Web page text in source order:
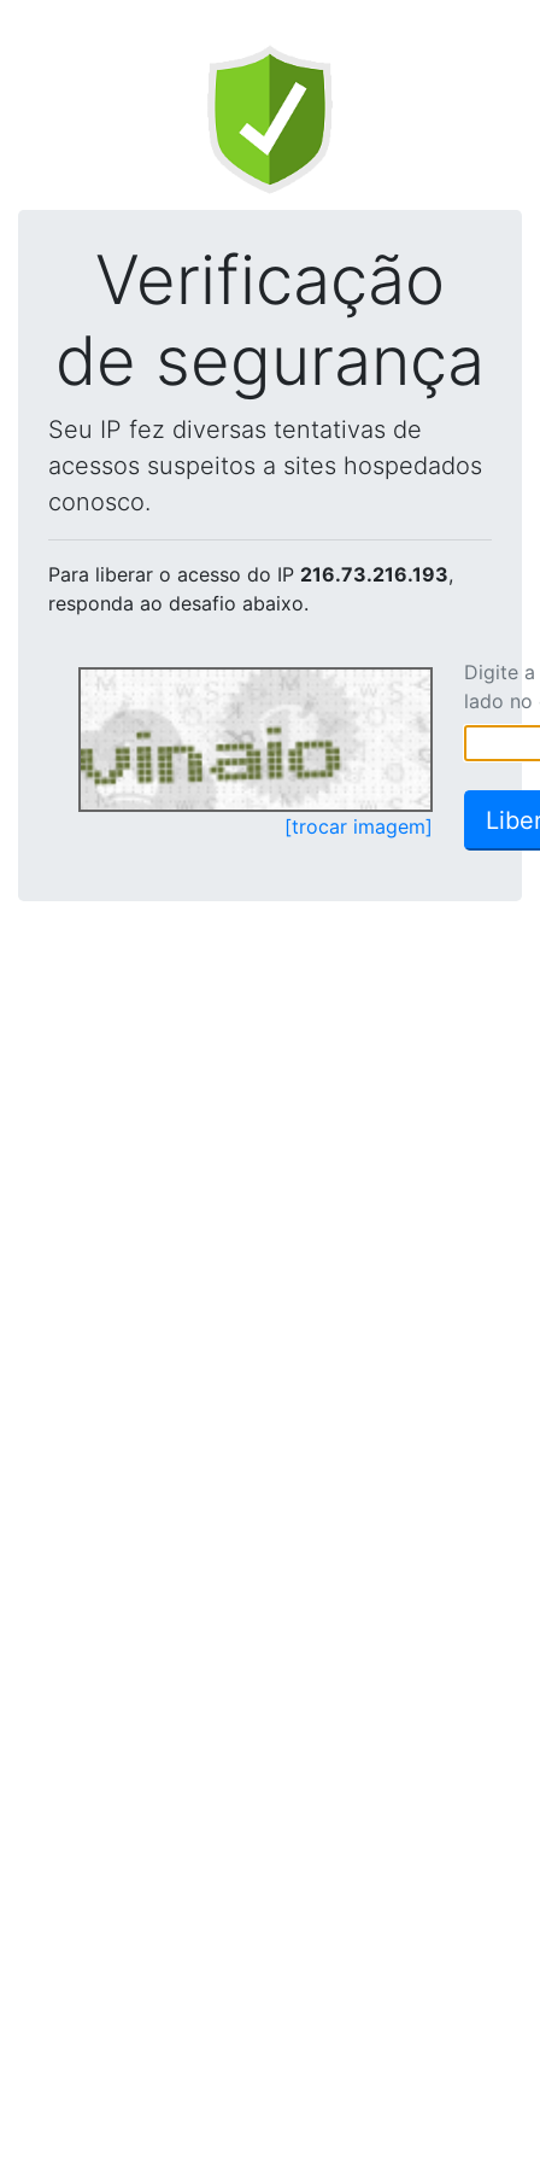
Verificação
de segurança
Seu IP fez diversas tentativas de
acessos suspeitos a sites hospedados
conosco.
Para liberar o acesso do IP 216.73.216.193,
responda ao desafio abaixo.
[trocar imagem]
Digite
lado no